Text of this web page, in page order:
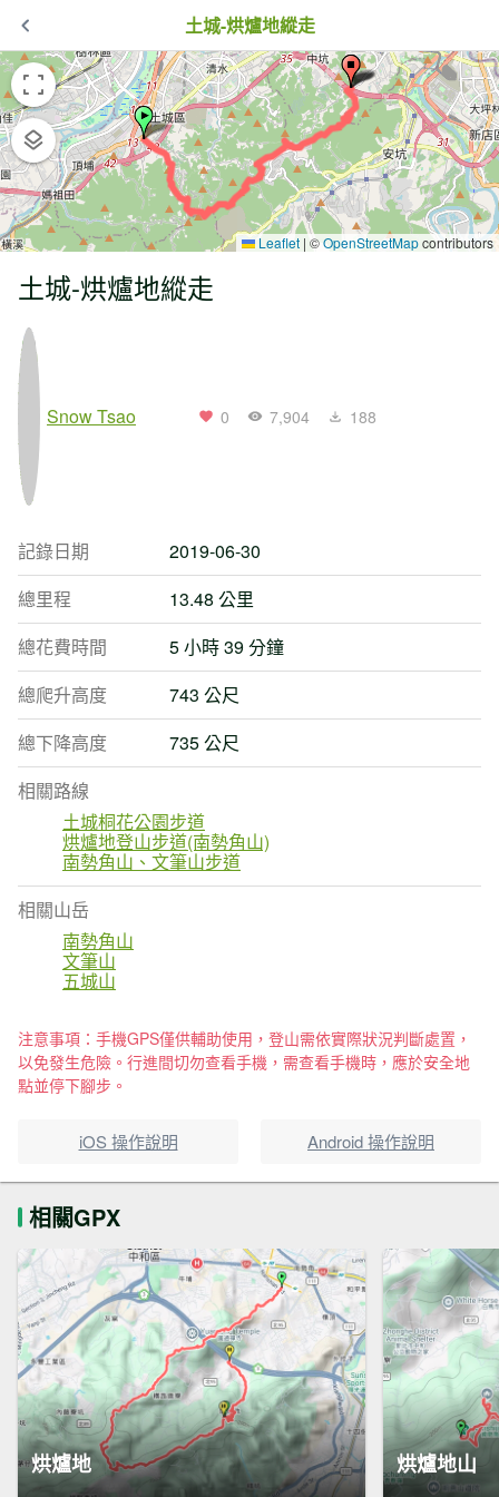
土城-烘爐地縱走
Leaflet | ©OpenStreetMapcontributors
土城-烘爐地縱走
Snow Tsao 0 7,904 188
記錄日期
2019-06-30
總里程
13.48 公里
總花費時間
5 小時 39 分鐘
總爬升高度
743 公尺
總下降高度
735 公尺
相關路線
土城桐花公園步道
烘爐地登山步道(南勢角山)
南勢角山、文筆山步道
相關山岳
南勢角山
文筆山
五城山
注意事項：手機GPS僅供輔助使用，登山需依實際狀況判斷處置，
以免發生危險。行進間切勿查看手機，需查看手機時，應於安全地
點並停下腳步。
iOS 操作說明 Android 操作說明
相關GPX
烘爐地 烘爐地山